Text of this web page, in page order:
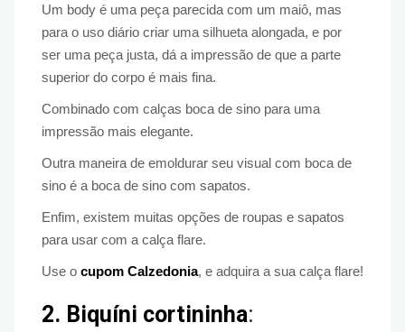
Um body é uma peça parecida com um maiô, mas
para o uso diário criar uma silhueta alongada, e por
ser uma peça justa, dá a impressão de que a parte
superior do corpo é mais fina.
Combinado com calças boca de sino para uma
impressão mais elegante.
Outra maneira de emoldurar seu visual com boca de
sino é a boca de sino com sapatos.
Enfim, existem muitas opções de roupas e sapatos
para usar com a calça flare.
Use o cupom Calzedonia, e adquira a sua calça flare!
2. Biquíni cortininha: